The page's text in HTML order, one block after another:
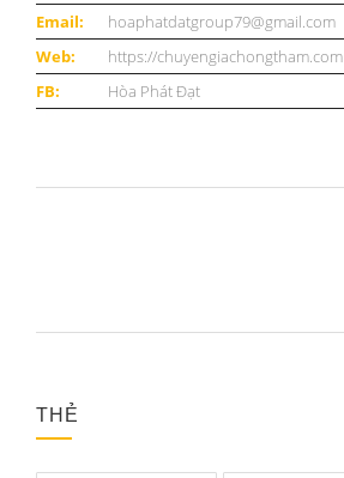
Email:
hoaphatdatgroup79@gmail.com
Web:
https://chuyengiachongtham.com
FB:
Hòa Phát Đạt
THẺ